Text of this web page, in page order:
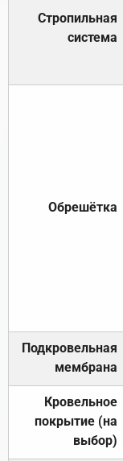
Стропильная
система
Обрешётка
Подкровельная
мембрана
Кровельное
покрытие (на
выбор)